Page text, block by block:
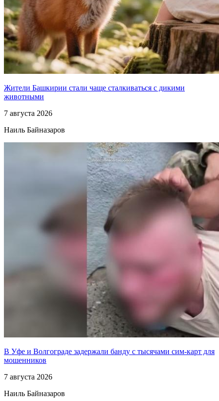
Жители Башкирии стали чаще сталкиваться с дикими
животными
7 августа 2026
Наиль Байназаров
В Уфе и Волгограде задержали банду с тысячами сим-карт для
мошенников
7 августа 2026
Наиль Байназаров